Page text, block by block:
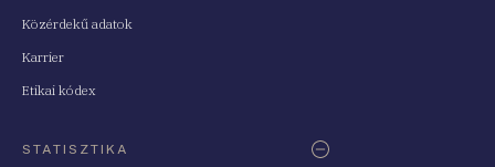
Közérdekű adatok
Karrier
Etikai kódex
STATISZTIKA